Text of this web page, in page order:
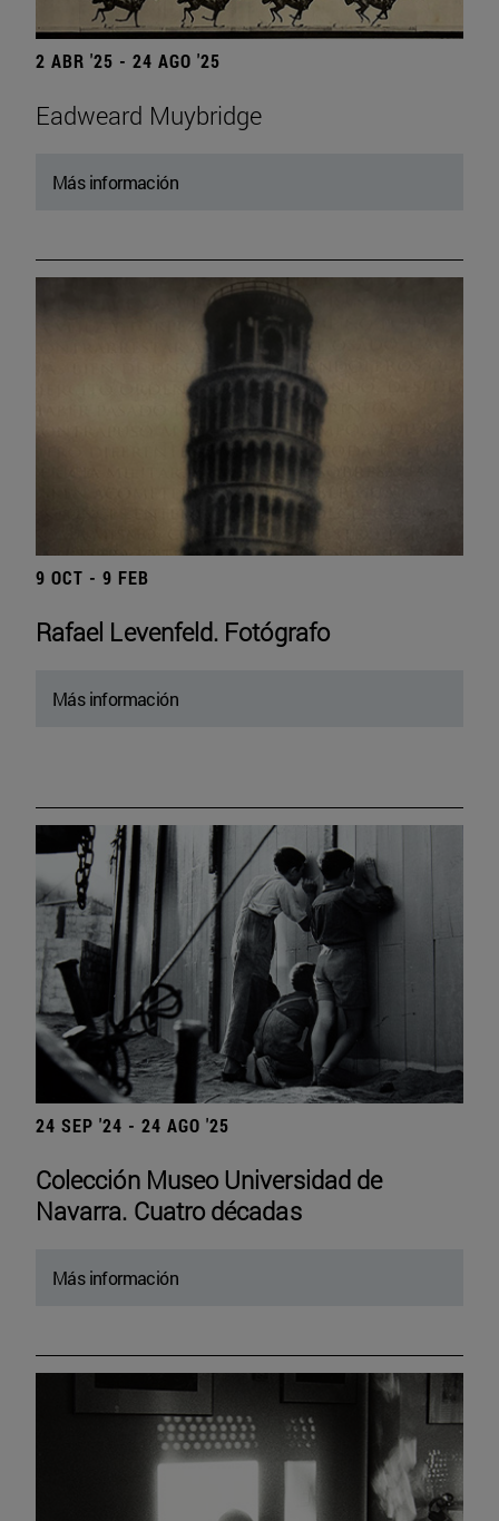
2 ABR '25 - 24 AGO '25
Eadweard Muybridge
Más información
9 OCT - 9 FEB
Rafael Levenfeld. Fotógrafo
Más información
24 SEP '24 - 24 AGO '25
Colección Museo Universidad de
Navarra. Cuatro décadas
Más información